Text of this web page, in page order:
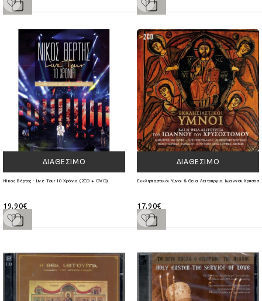
ΔΙΑΘΈΣΙΜΟ
Νίκος Βέρτης - Live Tour 10 Χρόνια (2CD + DVD)
19,90€
ΔΙΑΘΈΣΙΜΟ
Εκκλησιαστικοι Υμνοι & Θεια Λειτουργια Ιωαννου
17,90€